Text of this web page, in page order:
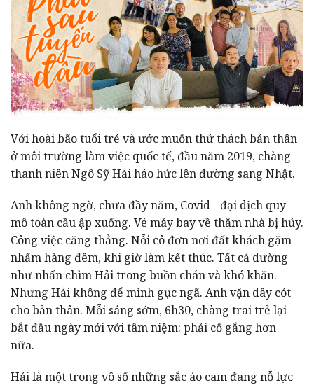
Với hoài bão tuổi trẻ và ước muốn thử thách bản thân
ở môi trường làm việc quốc tế, đầu năm 2019, chàng
thanh niên Ngô Sỹ Hải háo hức lên đường sang Nhật.
Anh không ngờ, chưa đầy năm, Covid - đại dịch quy
mô toàn cầu ập xuống. Vé máy bay về thăm nhà bị hủy.
Công việc căng thẳng. Nỗi cô đơn nơi đất khách gặm
nhấm hàng đêm, khi giờ làm kết thúc. Tất cả dường
như nhấn chìm Hải trong buồn chán và khó khăn.
Nhưng Hải không để mình gục ngã. Anh vặn dây cót
cho bản thân. Mỗi sáng sớm, 6h30, chàng trai trẻ lại
bắt đầu ngày mới với tâm niệm: phải cố gắng hơn
nữa.
Hải là một trong vô số những sắc áo cam đang nỗ lực